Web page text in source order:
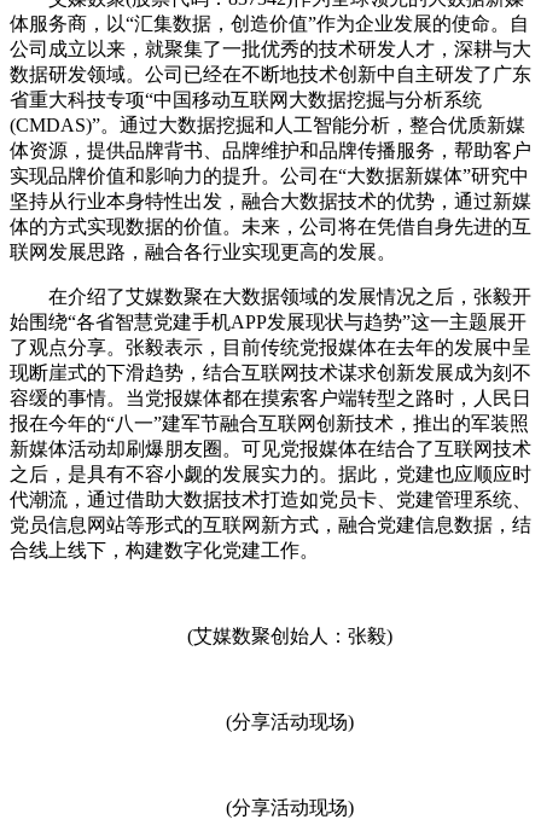
体服务商，以“汇集数据，创造价值”作为企业发展的使命。自
公司成立以来，就聚集了一批优秀的技术研发人才，深耕与大
数据研发领域。公司已经在不断地技术创新中自主研发了广东
省重大科技专项“中国移动互联网大数据挖掘与分析系统
(CMDAS)”。通过大数据挖掘和人工智能分析，整合优质新媒
体资源，提供品牌背书、品牌维护和品牌传播服务，帮助客户
实现品牌价值和影响力的提升。公司在“大数据新媒体”研究中
坚持从行业本身特性出发，融合大数据技术的优势，通过新媒
体的方式实现数据的价值。未来，公司将在凭借自身先进的互
联网发展思路，融合各行业实现更高的发展。
在介绍了艾媒数聚在大数据领域的发展情况之后，张毅开
始围绕“各省智慧党建手机APP发展现状与趋势”这一主题展开
了观点分享。张毅表示，目前传统党报媒体在去年的发展中呈
现断崖式的下滑趋势，结合互联网技术谋求创新发展成为刻不
容缓的事情。当党报媒体都在摸索客户端转型之路时，人民日
报在今年的“八一”建军节融合互联网创新技术，推出的军装照
新媒体活动却刷爆朋友圈。可见党报媒体在结合了互联网技术
之后，是具有不容小觑的发展实力的。据此，党建也应顺应时
代潮流，通过借助大数据技术打造如党员卡、党建管理系统、
党员信息网站等形式的互联网新方式，融合党建信息数据，结
合线上线下，构建数字化党建工作。
(艾媒数聚创始人：张毅)
(分享活动现场)
(分享活动现场)